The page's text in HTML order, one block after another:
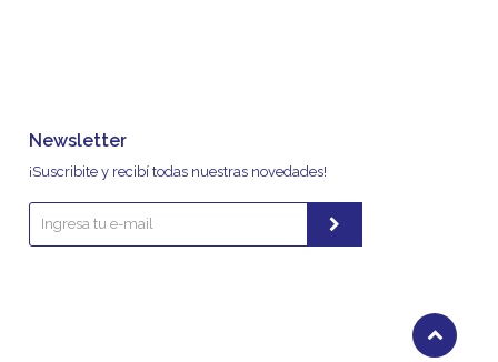
Newsletter
¡Suscribite y recibí todas nuestras novedades!